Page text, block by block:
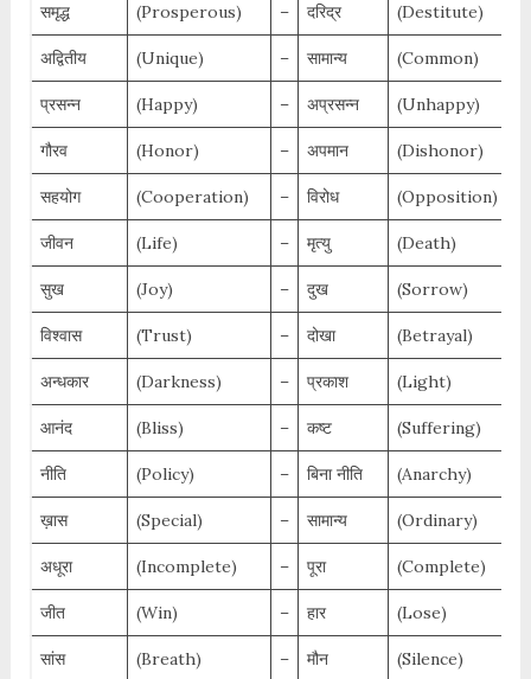
समृद्ध (Prosperous) – दरिद्र (Destitute)
अद्वितीय (Unique) – सामान्य (Common)
प्रसन्न (Happy) – अप्रसन्न (Unhappy)
गौरव (Honor) – अपमान (Dishonor)
सहयोग (Cooperation) – विरोध (Opposition)
जीवन (Life) – मृत्यु (Death)
सुख (Joy) – दुख (Sorrow)
विश्वास (Trust) – दोखा (Betrayal)
अन्धकार (Darkness) – प्रकाश (Light)
आनंद (Bliss) – कष्ट (Suffering)
नीति (Policy) – बिना नीति (Anarchy)
ख़ास (Special) – सामान्य (Ordinary)
अधूरा (Incomplete) – पूरा (Complete)
जीत (Win) – हार (Lose)
सांस (Breath) – मौन (Silence)